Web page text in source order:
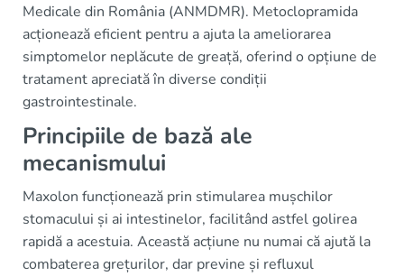
Medicale din România (ANMDMR). Metoclopramida
acționează eficient pentru a ajuta la ameliorarea
simptomelor neplăcute de greață, oferind o opțiune de
tratament apreciată în diverse condiții
gastrointestinale.
Principiile de bază ale
mecanismului
Maxolon funcționează prin stimularea mușchilor
stomacului și ai intestinelor, facilitând astfel golirea
rapidă a acestuia. Această acțiune nu numai că ajută la
combaterea grețurilor, dar previne și refluxul